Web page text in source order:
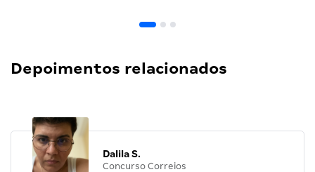
Depoimentos relacionados
Dalila S.
Concurso Correios